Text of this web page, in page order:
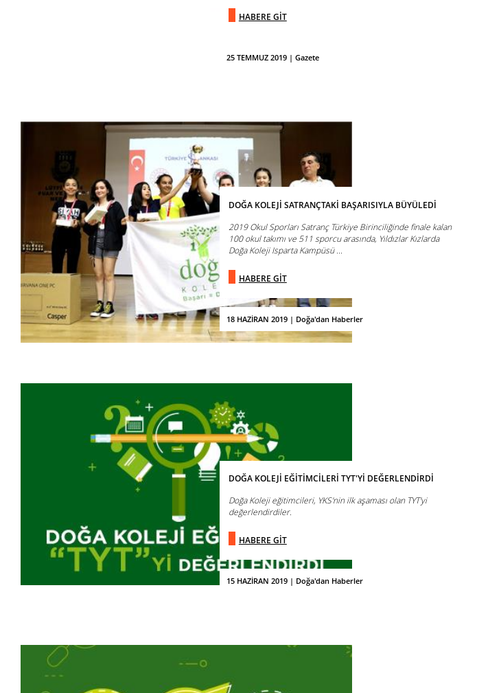
25 TEMMUZ 2019 | Gazete
HABERE GİT
18 HAZİRAN 2019 | Doğa'dan Haberler
DOĞA KOLEJİ SATRANÇTAKİ BAŞARISIYLA BÜYÜLEDİ
2019 Okul Sporları Satranç Türkiye Birinciliğinde finale kalan
100 okul takımı ve 511 sporcu arasında, Yıldızlar Kızlarda
Doğa Koleji Isparta Kampüsü ...
HABERE GİT
15 HAZİRAN 2019 | Doğa'dan Haberler
DOĞA KOLEJİ EĞİTİMCİLERİ TYT'Yİ DEĞERLENDİRDİ
Doğa Koleji eğitimcileri, YKS'nin ilk aşaması olan TYT'yi
değerlendirdiler.
HABERE GİT